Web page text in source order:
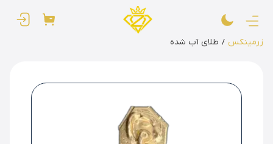
زرمینکس / طلای آب شده